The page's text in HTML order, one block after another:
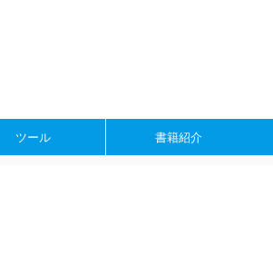
ツール 書籍紹介